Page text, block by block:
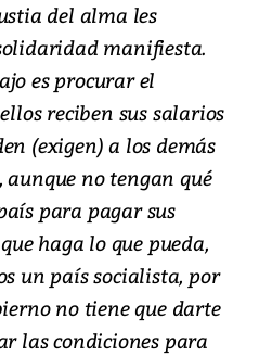
del alma les
manifiesta.
es procurar el
reciben sus salarios
(exigen) a los demás
aunque no tengan qué
para pagar sus
haga lo que pueda,
un país socialista, por
no tiene que darte
las condiciones para